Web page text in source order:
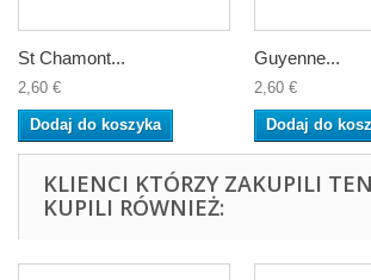
St Chamont...
2,60 €
Dodaj do koszyka
Guyenne...
2,60 €
Dodaj do
KLIENCI KTÓRZY ZAKUPILI
KUPILI RÓWNIEŻ: